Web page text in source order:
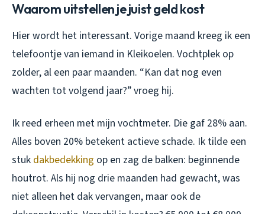
Waarom uitstellen je juist geld kost
Hier wordt het interessant. Vorige maand kreeg ik een
telefoontje van iemand in Kleikoelen. Vochtplek op
zolder, al een paar maanden. “Kan dat nog even
wachten tot volgend jaar?” vroeg hij.
Ik reed erheen met mijn vochtmeter. Die gaf 28% aan.
Alles boven 20% betekent actieve schade. Ik tilde een
stuk dakbedekking op en zag de balken: beginnende
houtrot. Als hij nog drie maanden had gewacht, was
niet alleen het dak vervangen, maar ook de